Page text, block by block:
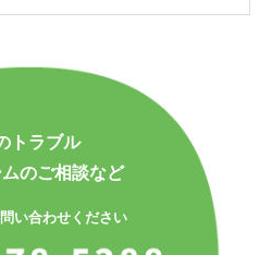
トラブル
のご相談など
い合わせください